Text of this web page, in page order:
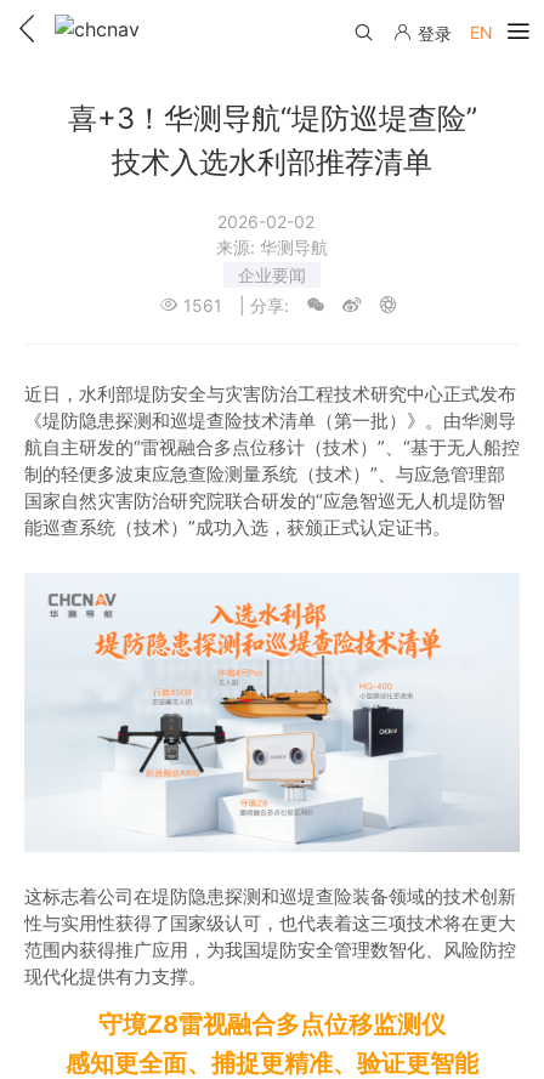
线上自助寄修
维修进度查询
售后服务政策
售前问答
行业无忧
帮助中心
三维智能
精准农业
申请成为伙伴
资讯中心
了解华测
关于华测
投资者关系
加入华测
登录 EN
喜+3！华测导航“堤防巡堤查险”
技术入选水利部推荐清单
2026-02-02
来源: 华测导航
企业要闻
1561
| 分享:
近日，水利部堤防安全与灾害防治工程技术研究中心正式发布
《堤防隐患探测和巡堤查险技术清单（第一批）》。由华测导
航自主研发的“雷视融合多点位移计（技术）”、“基于无人船控
制的轻便多波束应急查险测量系统（技术）”、与应急管理部
国家自然灾害防治研究院联合研发的“应急智巡无人机堤防智
能巡查系统（技术）”成功入选，获颁正式认定证书。
这标志着公司在堤防隐患探测和巡堤查险装备领域的技术创新
性与实用性获得了国家级认可，也代表着这三项技术将在更大
范围内获得推广应用，为我国堤防安全管理数智化、风险防控
现代化提供有力支撑。
守境Z8雷视融合多点位移监测仪
感知更全面、捕捉更精准、验证更智能